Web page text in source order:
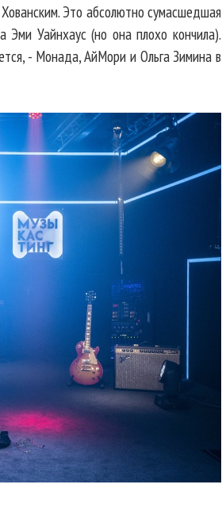
Это абсолютно сумасшедшая
Эми Уайнхаус (но она плохо кончила).
- Монада, АйМори и Ольга Зимина в